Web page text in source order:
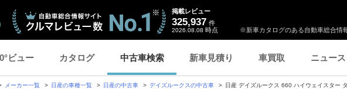
※新車カタログのある自動車総合情
掲載レビュー
325,937 件
2026.08.08 時点
ビュー カタログ 中古車検索 新車見積り 車買取 ニュース
メーカー一覧 日産の車種一覧 日産の中古車 デイズルークスの中古車 日産 デイズルークス 660 ハイウェイスタ